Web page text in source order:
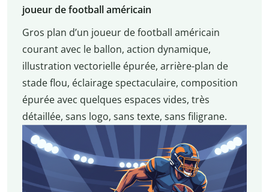
joueur de football américain
Gros plan d’un joueur de football américain
courant avec le ballon, action dynamique,
illustration vectorielle épurée, arrière-plan de
stade flou, éclairage spectaculaire, composition
épurée avec quelques espaces vides, très
détaillée, sans logo, sans texte, sans filigrane.